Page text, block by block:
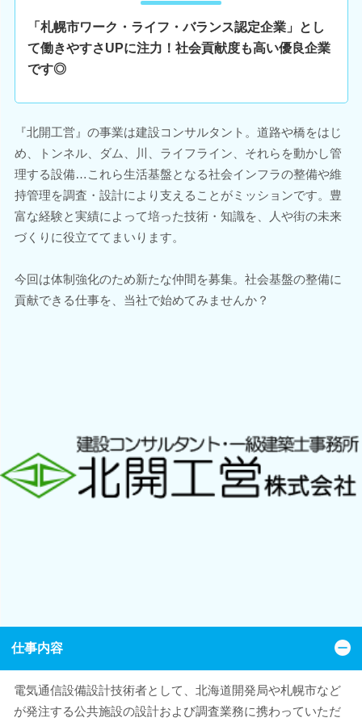
「札幌市ワーク・ライフ・バランス認定企業」とし
て働きやすさUPに注力！社会貢献度も高い優良企業
です◎
『北開工営』の事業は建設コンサルタント。道路や橋をはじ
め、トンネル、ダム、川、ライフライン、それらを動かし管
理する設備…これら生活基盤となる社会インフラの整備や維
持管理を調査・設計により支えることがミッションです。豊
富な経験と実績によって培った技術・知識を、人や街の未来
づくりに役立ててまいります。
今回は体制強化のため新たな仲間を募集。社会基盤の整備に
貢献できる仕事を、当社で始めてみませんか？
仕事内容
電気通信設備設計技術者として、北海道開発局や札幌市など
が発注する公共施設の設計および調査業務に携わっていただ